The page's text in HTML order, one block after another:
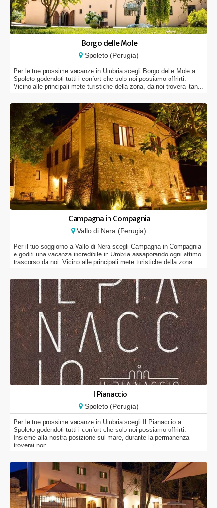
Borgo delle Mole
Spoleto (Perugia)
Per le tue prossime vacanze in Umbria scegli Borgo delle Mole a
Spoleto godendoti tutti i confort che solo noi possiamo offrirti.
Vicino alle principali mete turistiche della zona, da noi troverai tan...
Campagna in Compagnia
Vallo di Nera (Perugia)
Per il tuo soggiorno a Vallo di Nera scegli Campagna in Compagnia
e goditi una vacanza incredibile in Umbria assaporando ogni attimo
trascorso da noi. Vicino alle principali mete turistiche della zona...
Il Pianaccio
Spoleto (Perugia)
Per le tue prossime vacanze in Umbria scegli Il Pianaccio a
Spoleto godendoti tutti i confort che solo noi possiamo offrirti.
Insieme alla nostra posizione sul mare, durante la permanenza
troverai non...